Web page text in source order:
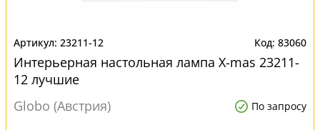
23211-12 83060
Интерьерная настольная лампа X-mas 23211-
12 лучшие
Globo (Австрия)
По запросу